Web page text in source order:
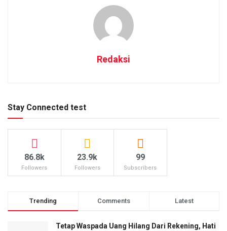
Redaksi
Stay Connected test
86.8k
Followers
23.9k
Followers
99
Subscribers
Trending Comments Latest
Tetap Waspada Uang Hilang Dari Rekening, Hati